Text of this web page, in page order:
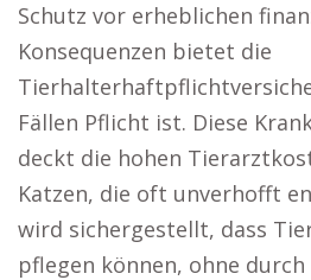
Schutz vor erheblichen
Konsequenzen bietet die
Fällen Pflicht ist. Diese
deckt die hohen
Katzen, die oft unverhofft
wird sichergestellt, dass
pflegen können, ohne